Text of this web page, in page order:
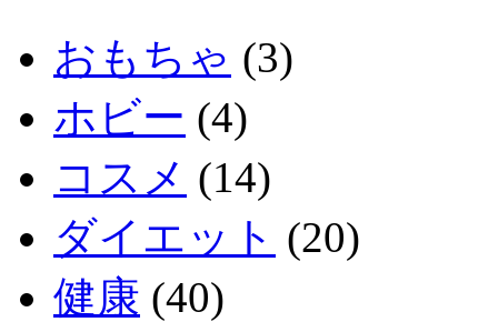
おもちゃ (3)
ホビー (4)
コスメ (14)
ダイエット (20)
健康 (40)